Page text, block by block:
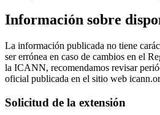
Información sobre
La información publicada no tiene
ser errónea en caso de cambios en el
la ICANN, recomendamos revisar
oficial publicada en el sitio web
Solicitud de la extensión